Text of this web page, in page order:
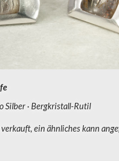
Silber Bergkristall-Rutil
ein ähnliches kann